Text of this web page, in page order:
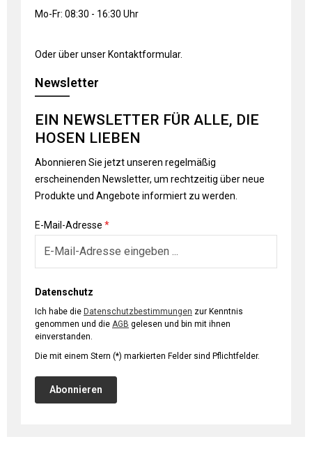
Mo-Fr: 08:30 - 16:30 Uhr
Oder über unser Kontaktformular.
Newsletter
EIN NEWSLETTER FÜR ALLE, DIE
HOSEN LIEBEN
Abonnieren Sie jetzt unseren regelmäßig
erscheinenden Newsletter, um rechtzeitig über neue
Produkte und Angebote informiert zu werden.
E-Mail-Adresse *
Datenschutz
Ich habe die Datenschutzbestimmungen
genommen und die AGB
einverstanden.
Die mit einem Stern (*) markierten Felder sind Pflichtfelder.
Abonnieren